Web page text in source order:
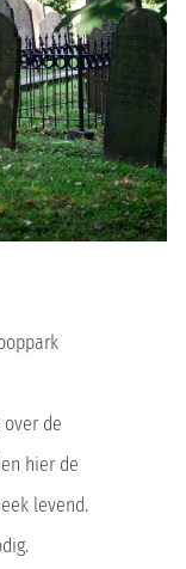
de
hier de
levend.